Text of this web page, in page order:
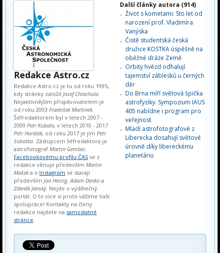
Redakce Astro.cz
Redakce Astro.cz je tu od roku 1995,
kdy stránky založil Josef Chlachula.
Nejaktivnějším přispěvovatelem je
od roku 2003 František Martinek.
Šéfredaktorem byl v letech 2007 -
2009 Petr Kubala, v letech 2010 - 2017
Petr Horálek, od roku 2017 je jím Petr
Sobotka. Zástupcem šéfredaktora je
astrofotograf Martin Gembec.
Facebookovému profilu ČAS se z
redakce věnuje především Martin
Mašeka o Instagram se starají
především Jan Herzig,Adam Denko a
Zdeněk Jánský. Nejde o výdělečný
portál. O to více si proto vážíme Vaší
spolupráce! Kontakty na členy
redakce najdete na samostatné
stránce.
Další články autora (914)
Život s kometami: Sto let od
narození prof. Vladimíra
Vanýska
Čistě studentská česká
družice KOSTKA úspěšně na
oběžné dráze Země
Orbity hvězd odhalují
tajemství záblesků u černých
děr
Do Brna míří světová špička
astrofyziky. Sympozium IAUS
405 nabídne i program pro
veřejnost
Mladí astrofotografové z
Liberecka dosahují světové
úrovně díky libereckému
planetáriu